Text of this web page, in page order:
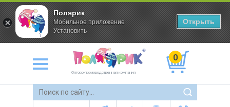
Оптово-производственная компания
0
Полярик
Мобильное приложение
Установить
Открыть